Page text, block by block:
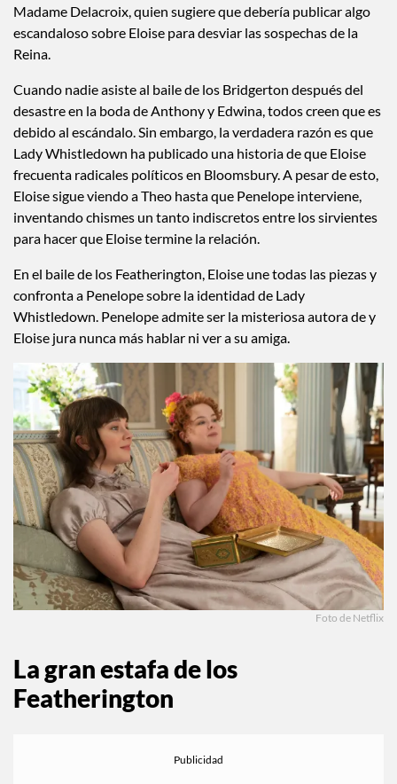
Madame Delacroix, quien sugiere que debería publicar algo
escandaloso sobre Eloise para desviar las sospechas de la
Reina.
Cuando nadie asiste al baile de los Bridgerton después del
desastre en la boda de Anthony y Edwina, todos creen que es
debido al escándalo. Sin embargo, la verdadera razón es que
Lady Whistledown ha publicado una historia de que Eloise
frecuenta radicales políticos en Bloomsbury. A pesar de esto,
Eloise sigue viendo a Theo hasta que Penelope interviene,
inventando chismes un tanto indiscretos entre los sirvientes
para hacer que Eloise termine la relación.
En el baile de los Featherington, Eloise une todas las piezas y
confronta a Penelope sobre la identidad de Lady
Whistledown. Penelope admite ser la misteriosa autora de y
Eloise jura nunca más hablar ni ver a su amiga.
Foto de Netflix
La gran estafa de los
Featherington